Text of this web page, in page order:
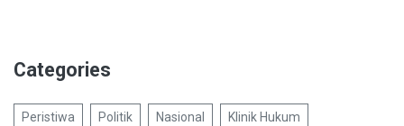
Categories
Peristiwa Politik Nasional Klinik Hukum